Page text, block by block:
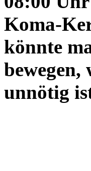
Koma-
könnte
bewegen,